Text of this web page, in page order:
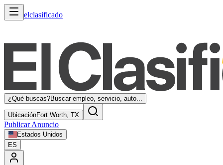
elclasificado
¿Qué buscas?Buscar empleo, servicio, auto...
UbicaciónFort Worth, TX
Publicar Anuncio
Estados Unidos
ES